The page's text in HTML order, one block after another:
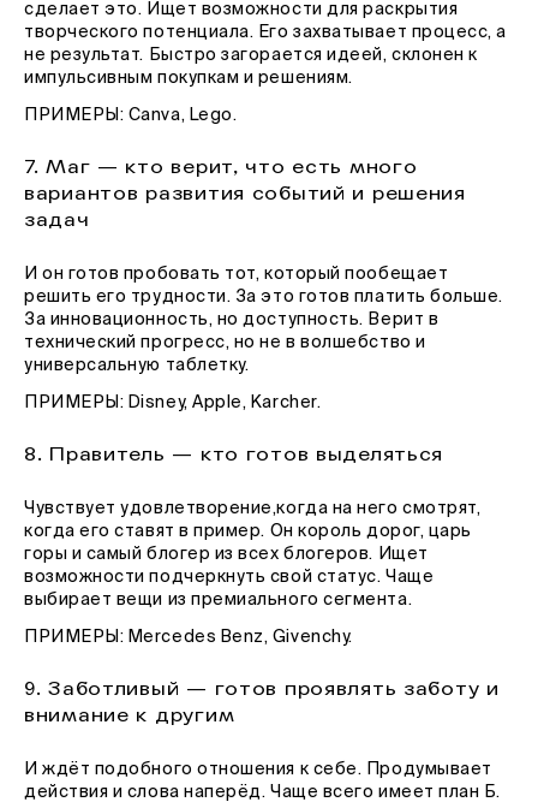
сделает это. Ищет возможности для раскрытия
творческого потенциала. Его захватывает процесс, а
не результат. Быстро загорается идеей, склонен к
импульсивным покупкам и решениям.
ПРИМЕРЫ: Canva, Lego.
7. Маг — кто верит, что есть много
вариантов развития событий и решения
задач
И он готов пробовать тот, который пообещает
решить его трудности. За это готов платить больше.
За инновационность, но доступность. Верит в
технический прогресс, но не в волшебство и
универсальную таблетку.
ПРИМЕРЫ: Disney, Apple, Karcher.
8. Правитель — кто готов выделяться
Чувствует удовлетворение,когда на него смотрят,
когда его ставят в пример. Он король дорог, царь
горы и самый блогер из всех блогеров. Ищет
возможности подчеркнуть свой статус. Чаще
выбирает вещи из премиального сегмента.
ПРИМЕРЫ: Mercedes Benz, Givenchy.
9. Заботливый — готов проявлять заботу и
внимание к другим
И ждёт подобного отношения к себе. Продумывает
действия и слова наперёд. Чаще всего имеет план Б.